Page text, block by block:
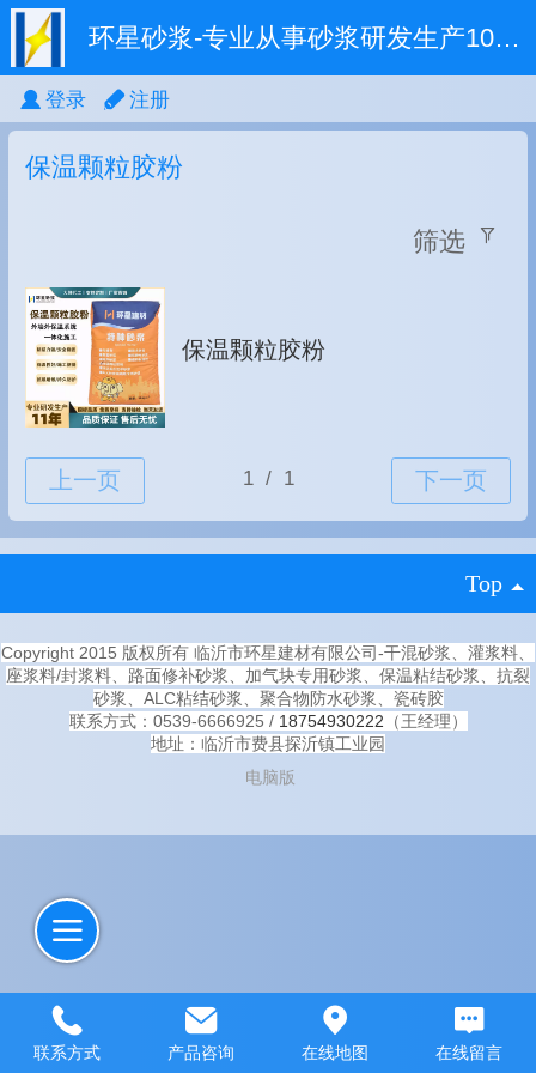
环星砂浆-专业从事砂浆研发生产10余年
登录 注册
保温颗粒胶粉
筛选
保温颗粒胶粉
Top
Copyright 2015 版权所有 临沂市环星建材有限公司-干混砂浆、灌浆料、
座浆料/封浆料、路面修补砂浆、加气块专用砂浆、保温粘结砂浆、抗裂
砂浆、ALC粘结砂浆、聚合物防水砂浆、瓷砖胶
联系方式：0539-6666925 / 18754930222 （王经理）
地址：临沂市费县探沂镇工业园
电脑版
联系方式 产品咨询 在线地图 在线留言